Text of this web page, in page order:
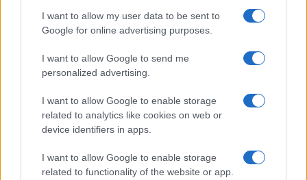
I want to allow my user data to be sent to
Google for online advertising purposes.
I want to allow Google to send me
personalized advertising.
I want to allow Google to enable storage
related to analytics like cookies on web or
device identifiers in apps.
I want to allow Google to enable storage
related to functionality of the website or app.
Cómo hacer tarta de queso en freidora de aire
Diego Romero · 7 Ago 2026
MÁS LEÍDOS
Cómo hacer sushi de oreo: ingredientes y preparación